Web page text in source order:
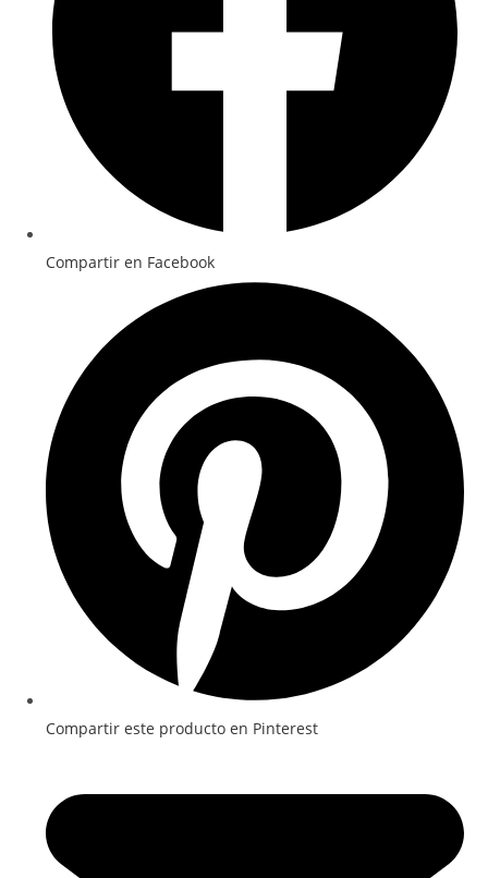
Compartir en Facebook
ventana
nueva
Compartir este producto en Pinterest
en
una
ventana